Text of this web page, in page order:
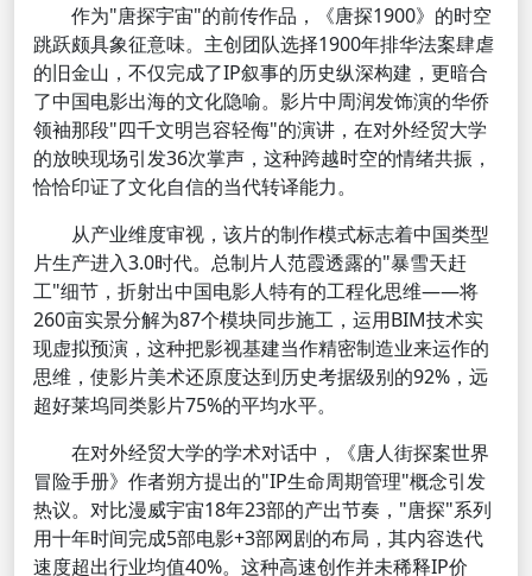
作为"唐探宇宙"的前传作品，《唐探1900》的时空
跳跃颇具象征意味。主创团队选择1900年排华法案肆虐
的旧金山，不仅完成了IP叙事的历史纵深构建，更暗合
了中国电影出海的文化隐喻。影片中周润发饰演的华侨
领袖那段"四千文明岂容轻侮"的演讲，在对外经贸大学
的放映现场引发36次掌声，这种跨越时空的情绪共振，
恰恰印证了文化自信的当代转译能力。
从产业维度审视，该片的制作模式标志着中国类型
片生产进入3.0时代。总制片人范霞透露的"暴雪天赶
工"细节，折射出中国电影人特有的工程化思维——将
260亩实景分解为87个模块同步施工，运用BIM技术实
现虚拟预演，这种把影视基建当作精密制造业来运作的
思维，使影片美术还原度达到历史考据级别的92%，远
超好莱坞同类影片75%的平均水平。
在对外经贸大学的学术对话中，《唐人街探案世界
冒险手册》作者朔方提出的"IP生命周期管理"概念引发
热议。对比漫威宇宙18年23部的产出节奏，"唐探"系列
用十年时间完成5部电影+3部网剧的布局，其内容迭代
速度超出行业均值40%。这种高速创作并未稀释IP价